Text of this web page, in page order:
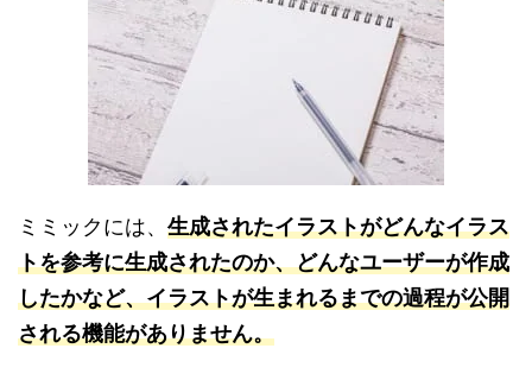
ミミックには、 生成されたイラストがどんなイラス
トを参考に生成されたのか、どんなユーザーが作成
したかなど、イラストが生まれるまでの過程が公開
される機能がありません。